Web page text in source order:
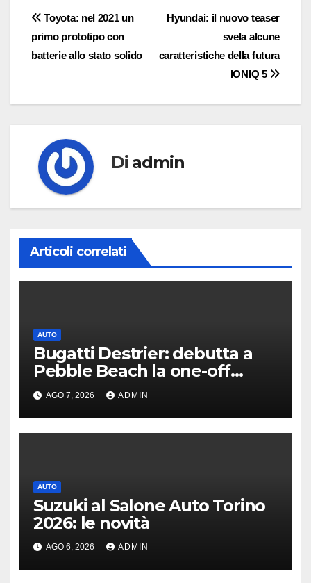
Navigazione
articoli
Hyundai: il nuovo teaser
svela alcune
caratteristiche della futura
IONIQ 5
Toyota: nel 2021 un
primo prototipo con
batterie allo stato solido
Di admin
Articoli correlati
AUTO
Bugatti Destrier: debutta a
Pebble Beach la one-off
derivata dalla Bolide
AGO 7, 2026 ADMIN
AUTO
Suzuki al Salone Auto Torino
2026: le novità
AGO 6, 2026 ADMIN